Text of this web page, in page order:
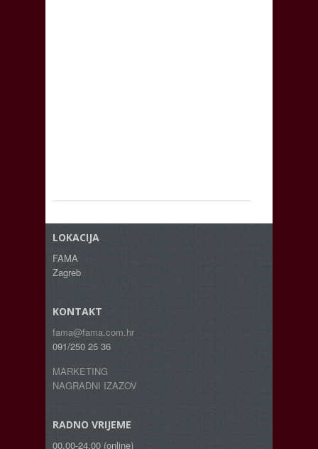
LOKACIJA
FAMA
Zagreb
KONTAKT
fama@fama.com.hr
091/250 25 36
MARKETING
NAGRADNI IZAZOV
RADNO VRIJEME
00.00-24.00 (online)